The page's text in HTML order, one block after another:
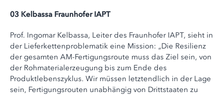
03 Kelbassa Fraunhofer IAPT
Prof. Ingomar Kelbassa, Leiter des Fraunhofer IAPT, sieht in
der Lieferkettenproblematik eine Mission: „Die Resilienz
der gesamten AM-Fertigungsroute muss das Ziel sein, von
der Rohmaterialerzeugung bis zum Ende des
Produktlebenszyklus. Wir müssen letztendlich in der Lage
sein, Fertigungsrouten unabhängig von Drittstaaten zu